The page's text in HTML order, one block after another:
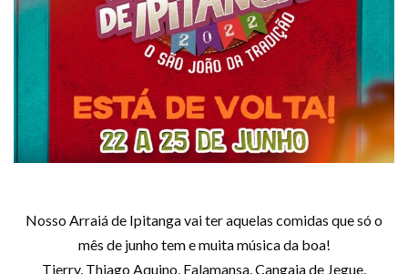
Nosso Arraiá de Ipitanga vai ter aquelas comidas que só o
mês de junho tem e muita música da boa!
Tierry, Thiago Aquino, Falamansa, Cangaia de Jegue,